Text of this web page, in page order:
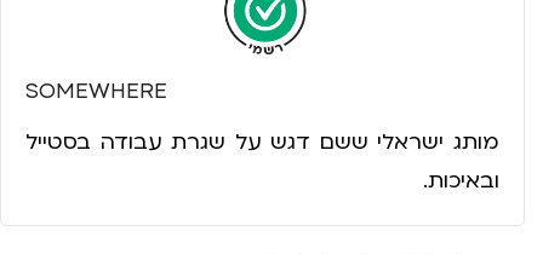
SOMEWHERE
מותג ישראלי ששם דגש על שגרת עבודה בסטייל
ובאיכות.